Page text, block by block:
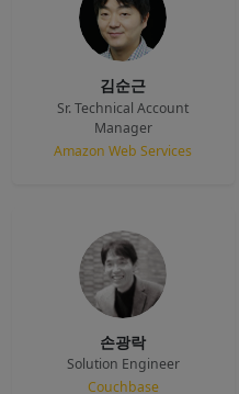
김순근
Sr. Technical Account
Manager
Amazon Web Services
손광락
Solution Engineer
Couchbase